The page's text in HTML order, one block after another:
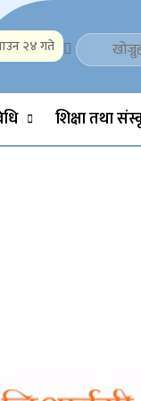
Science,
२४ गते
शिक्षा तथा